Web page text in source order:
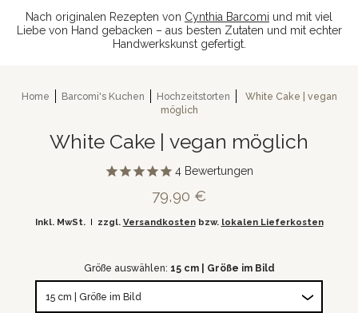
Nach originalen Rezepten von Cynthia Barcomi und mit viel
Liebe von Hand gebacken – aus besten Zutaten und mit echter
Handwerkskunst gefertigt.
Home Barcomi's Kuchen Hochzeitstorten
White Cake | vegan
möglich
White Cake | vegan möglich
4 Bewertungen
79,90 €
Inkl. MwSt. zzgl. Versandkostenbzw. lokalen Lieferkosten
Größe auswählen: 15 cm | Größe im Bild